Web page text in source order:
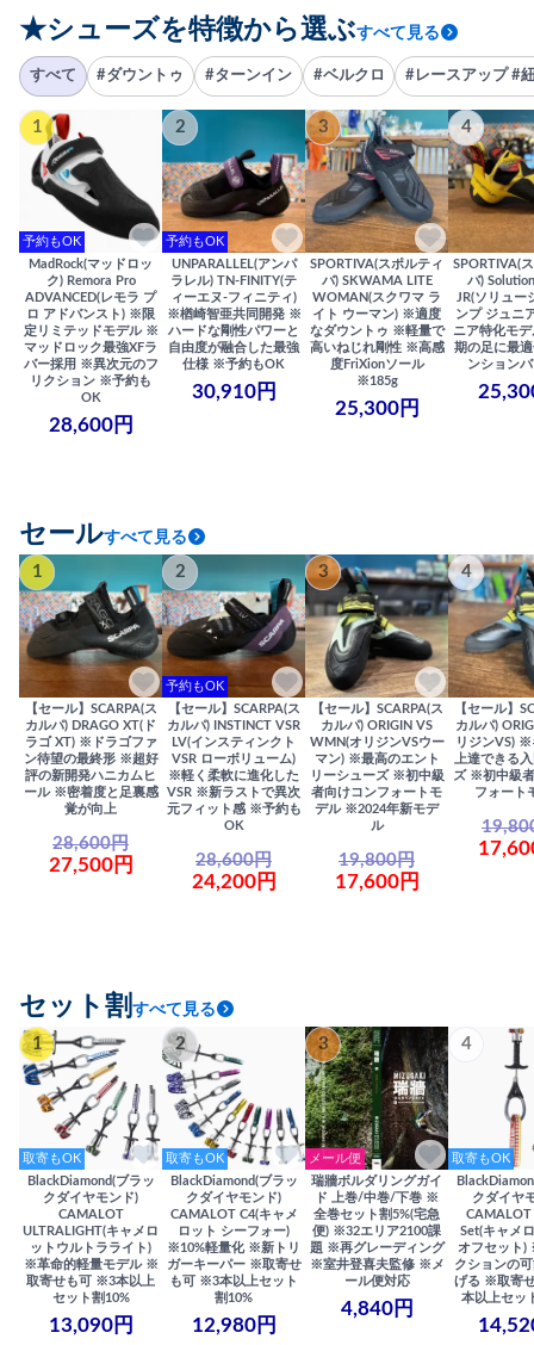
★シューズを特徴から選ぶすべて見る
すべて #ダウントゥ #ターンイン #ベルクロ #レースアップ #
1
予約もOK
MadRock(マッドロッ
ク) Remora Pro
ADVANCED(レモラ プ
ロ アドバンスト) ※限
定リミテッドモデル ※
マッドロック最強XFラ
バー採用 ※異次元のフ
リクション ※予約も
OK
28,600円
2
予約もOK
UNPARALLEL(アンパ
ラレル) TN-FINITY(テ
ィーエヌ-フィニティ)
※楢崎智亜共同開発 ※
ハードな剛性パワーと
自由度が融合した最強
仕様 ※予約もOK
30,910円
3
SPORTIVA(スポルティ
バ) SKWAMA LITE
WOMAN(スクワマ ラ
イト ウーマン) ※適度
なダウントゥ ※軽量で
高いねじれ剛性 ※高感
度FriXionソール
※185g
25,300円
4
SPORTIVA(
バ)
JR(ソリュー
ンプ ジュニ
ニア特化モ
期の足に最
ンション
セールすべて見る
1
【セール】SCARPA(ス
カルパ) DRAGO XT(ド
ラゴ XT) ※ドラゴファ
ン待望の最終形 ※超好
評の新開発ハニカムヒ
ール ※密着度と足裏感
覚が向上
28,600円
27,500円
2
予約もOK
【セール】SCARPA(ス
カルパ) INSTINCT VSR
LV(インスティンクト
VSR ローボリューム)
※軽く柔軟に進化した
VSR ※新ラストで異次
元フィット感 ※予約も
OK
28,600円
24,200円
3
【セール】SCARPA(ス
カルパ) ORIGIN VS
WMN(オリジンVSウー
マン) ※最高のエント
リーシューズ ※初中級
者向けコンフォートモ
デル ※2024年新モデ
ル
19,800円
17,600円
4
【セール】
カルパ)
リジンVS) ※
上達できる
ズ ※初中級
フォート
セット割 すべて見る
1
取寄もOK
BlackDiamond(ブラッ
クダイヤモンド)
CAMALOT
ULTRALIGHT(キャメロ
ットウルトラライト)
※革命的軽量モデル ※
取寄せも可 ※3本以上
セット割10%
13,090円
2
取寄もOK
BlackDiamond(ブラッ
クダイヤモンド)
CAMALOT C4(キャメ
ロット シーフォー)
※10%軽量化 ※新トリ
ガーキーパー ※取寄せ
も可 ※3本以上セット
割10%
12,980円
3
メール便
瑞牆ボルダリングガイ
ド 上巻/中巻/下巻 ※
全巻セット割5%(宅急
便) ※32エリア2100課
題 ※再グレーディング
※室井登喜夫監修 ※メ
ール便対応
4,840円
4
取寄もOK
クダイヤ
Set(キャメ
オフセット)
クションの
げる ※取寄
本以上セッ